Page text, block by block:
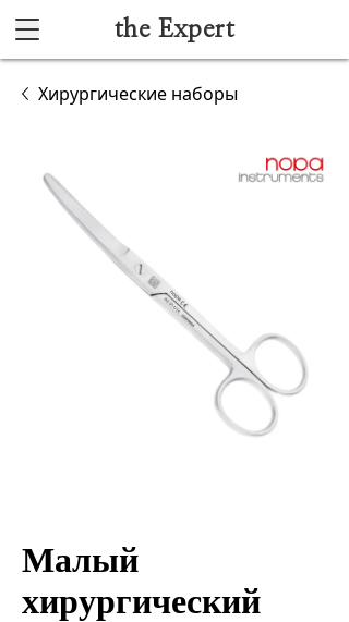
the Expert
Анестезиология и реанимация
Гибкая эндоскопия
Лучевая диагностика
Ультразвуковая диагностика
Офтальмологическое оборудование
Хирургическое оборудование
Хирургические наборы
Малый
хирургический